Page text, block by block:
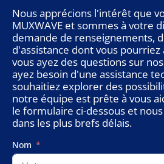
Nous apprécions l'intérêt que
MUXWAVE et sommes à votre
demande de renseignements,
d'assistance dont vous pourriez
vous ayez des questions sur
ayez besoin d'une assistance
souhaitiez explorer des
notre équipe est prête à vous
le formulaire ci-dessous et
dans les plus brefs délais.
Nom